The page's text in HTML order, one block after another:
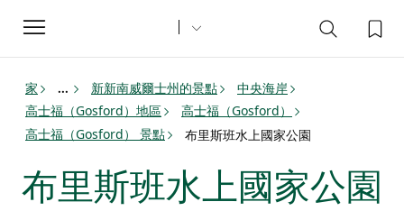
Toggle
navigation
家 ... 新新南威爾士州的景點
中央海岸
高士福（Gosford）地區
高士福（Gosford）
高士福（Gosford） 景點
布里斯班水上國家公園
布里斯班水上國家公園